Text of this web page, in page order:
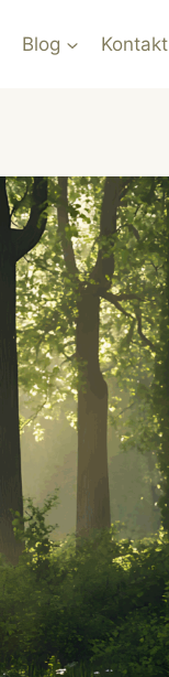
Blog Kontakt